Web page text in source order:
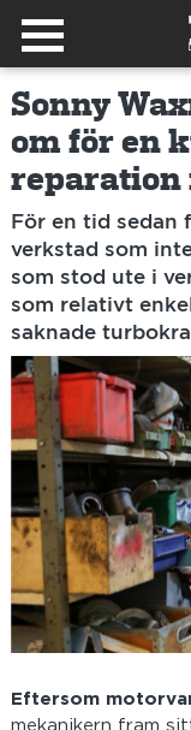
Sonny
om för en
reparation
För en tid sedan
verkstad som
som stod ute i
som relativt
saknade
Eftersom
mekanikern fram